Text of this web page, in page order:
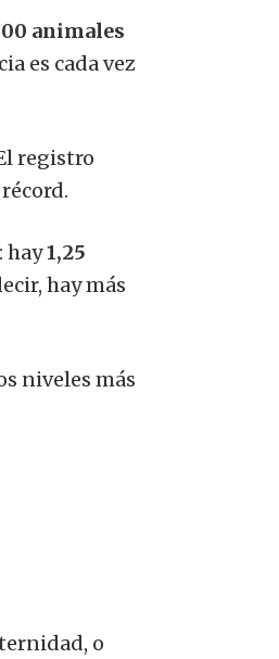
animales
es cada vez
registro
hay1,25
hay más
niveles más
o